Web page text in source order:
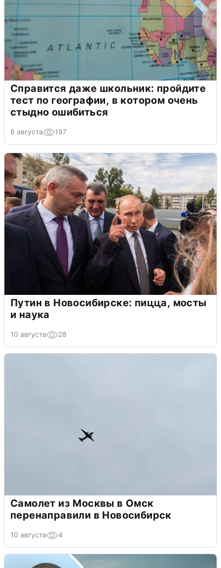
Справится даже школьник: пройдите
тест по географии, в котором очень
стыдно ошибиться
6 августа 197
Путин в Новосибирске: пицца, мосты
и наука
10 августа 28
Самолет из Москвы в Омск
перенаправили в Новосибирск
10 августа 4